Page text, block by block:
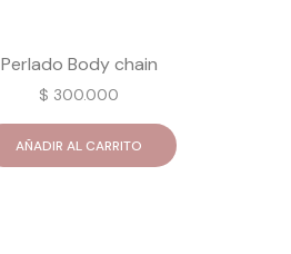
Perlado Body chain
$ 300.000
AÑADIR AL CARRITO